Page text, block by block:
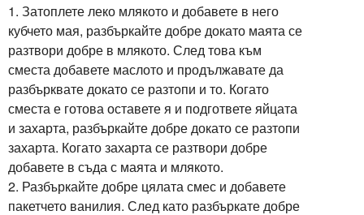
1. Затоплете леко млякото и добавете в него
кубчето мая, разбъркайте добре докато маята се
разтвори добре в млякото. След това към
сместа добавете маслото и продължавате да
разбърквате докато се разтопи и то. Когато
сместа е готова оставете я и подгответе яйцата
и захарта, разбъркайте добре докато се разтопи
захарта. Когато захарта се разтвори добре
добавете в съда с маята и млякото.
2. Разбъркайте добре цялата смес и добавете
пакетчето ванилия. След като разбъркате добре